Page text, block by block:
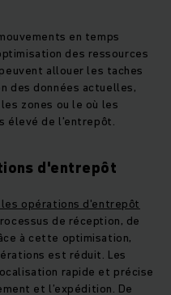
en temps
des ressources
allouer les taches
des données actuelles,
zones ou le où les
élevé de l’entrepôt.
d'entrepôt
opérations d'entrepôt
de réception, de
à cette optimisation,
est réduit. Les
rapide et précise
et l’expédition. De